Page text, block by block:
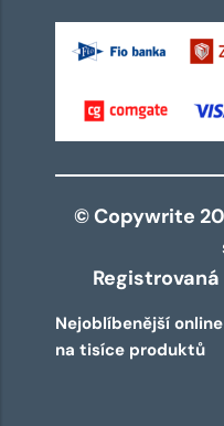
© Copywrite
Nejoblíbenější
na tisíce produktů